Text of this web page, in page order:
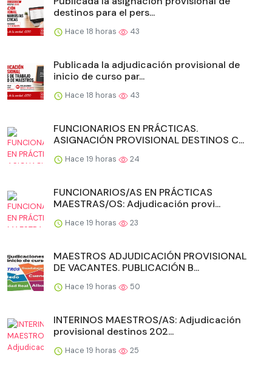
destinos para el pers...
Hace 18 horas 43
Publicada la adjudicación provisional de
inicio de curso par...
Hace 18 horas 43
FUNCIONARIOS EN PRÁCTICAS.
ASIGNACIÓN PROVISIONAL DESTINOS C...
Hace 19 horas 24
FUNCIONARIOS/AS EN PRÁCTICAS
MAESTRAS/OS: Adjudicación provi...
Hace 19 horas 23
MAESTROS ADJUDICACIÓN PROVISIONAL
DE VACANTES. PUBLICACIÓN B...
Hace 19 horas 50
INTERINOS MAESTROS/AS: Adjudicación
provisional destinos 202...
Hace 19 horas 25